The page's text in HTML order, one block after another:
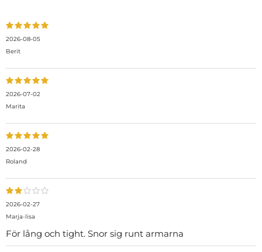
2026-08-05
Berit
2026-07-02
Marita
2026-02-28
Roland
2026-02-27
Marja-lisa
För lång och tight. Snor sig runt armarna